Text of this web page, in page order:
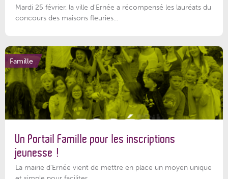
Mardi 25 février, la ville d'Ernée a récompensé les lauréats du
concours des maisons fleuries...
Famille
Un Portail Famille pour les inscriptions
jeunesse !
La mairie d’Ernée vient de mettre en place un moyen unique